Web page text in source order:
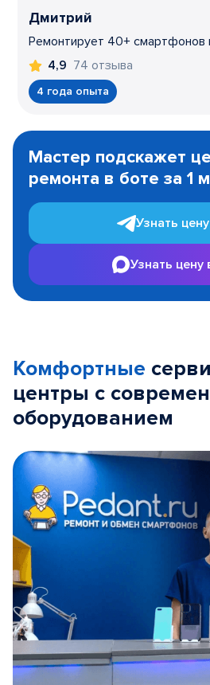
Дмитрий
Ремонтирует 40+ смартфонов
4,9 74 отзыва
4 года опыта
1
Мастер подскажет
ремонта в боте за 1
Узнать
Узнать цену
Комфортные
центры с
оборудованием